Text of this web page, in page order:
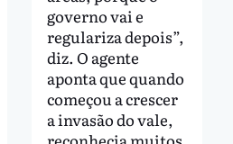
governo vai e
regulariza depois”,
diz. O agente
aponta que quando
começou a crescer
a invasão do vale,